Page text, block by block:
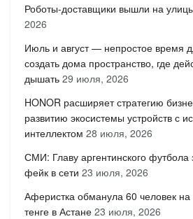
Роботы-доставщики вышли на
2026
Июль и август — непростое время
создать дома пространство, где
дышать 29 июля, 2026
HONOR расширяет стратегию
развитию экосистемы устройств с
интеллектом 28 июля, 2026
СМИ: Главу аргентинского
фейк в сети 23 июля, 2026
Аферистка обманула 60 человек
тенге в Астане 23 июля, 2026